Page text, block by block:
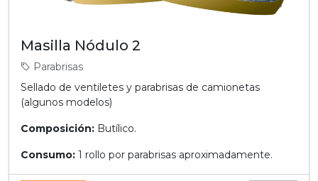
Masilla Nódulo 2
Parabrisas
Sellado de ventiletes y parabrisas de camionetas
(algunos modelos)
Composición: Butílico.
Consumo: 1 rollo por parabrisas aproximadamente.